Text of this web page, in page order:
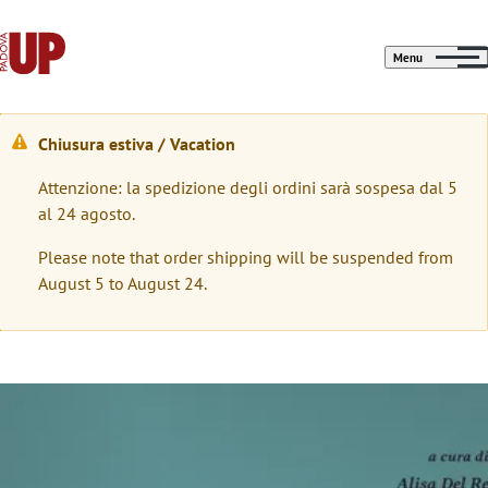
Menu
M
e
s
s
a
g
Chiusura estiva / Vacation
Attenzione: la spedizione degli ordini sarà sospesa dal 5
al 24 agosto.
Please note that order shipping will be suspended from
August 5 to August 24.